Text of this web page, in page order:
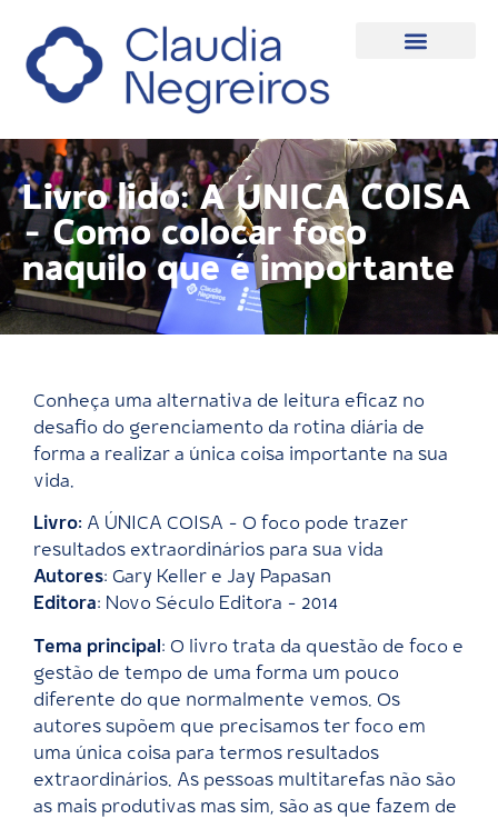
Livro lido: A ÚNICA COISA
– Como colocar foco
naquilo que é importante
Conheça uma alternativa de leitura eficaz no
desafio do gerenciamento da rotina diária de
forma a realizar a única coisa importante na sua
vida.
Livro: A ÚNICA COISA – O foco pode trazer
resultados extraordinários para sua vida
Autores: Gary Keller e Jay Papasan
Editora: Novo Século Editora – 2014
Tema principal: O livro trata da questão de foco e
gestão de tempo de uma forma um pouco
diferente do que normalmente vemos. Os
autores supõem que precisamos ter foco em
uma única coisa para termos resultados
extraordinários. As pessoas multitarefas não são
as mais produtivas mas sim, são as que fazem de